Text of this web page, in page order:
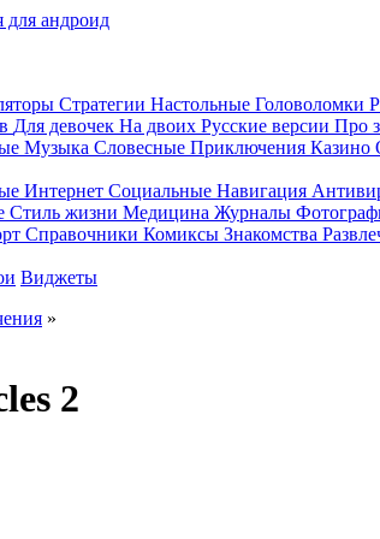
андроид
Стратегии Настольные Головоломки
Для девочек На двоих Русские версии Про
Музыка Словесные Приключения Казино
Интернет Социальные Навигация
Стиль жизни Медицина Журналы
Справочники Комиксы Знакомства
Виджеты
»
2